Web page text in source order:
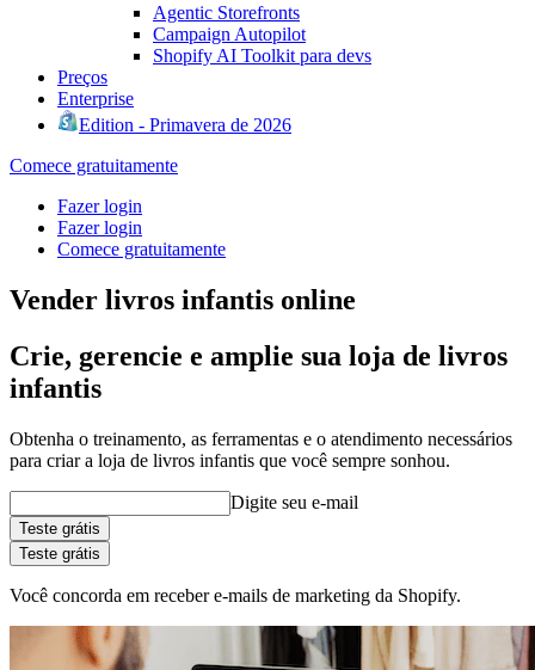
Agentic Storefronts
Campaign Autopilot
Shopify AI Toolkit para devs
Preços
Enterprise
Edition - Primavera de 2026
Comece gratuitamente
Fazer login
Fazer login
Comece gratuitamente
Vender livros infantis online
Crie, gerencie e amplie sua loja de livros
infantis
Obtenha o treinamento, as ferramentas e o atendimento necessários
para criar a loja de livros infantis que você sempre sonhou.
Digite seu e-mail
Teste grátis
Teste grátis
Você concorda em receber e-mails de marketing da Shopify.